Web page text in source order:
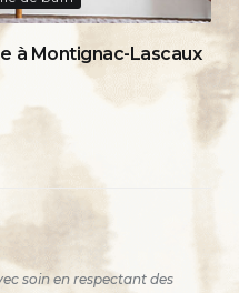
à Montignac-Lascaux
soin en respectant des